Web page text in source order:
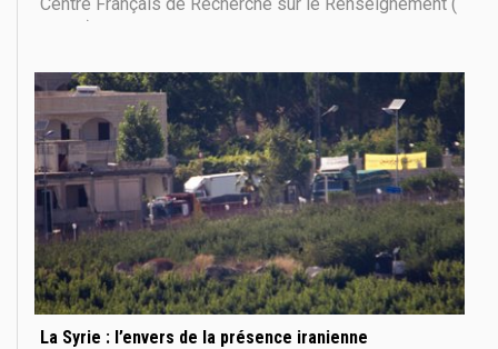
CF2R ) et auteur de nombreux ouvrages sur les
pour la chaîne YouTube du Dialogue ,
La Syrie : l’envers de la présence iranienne